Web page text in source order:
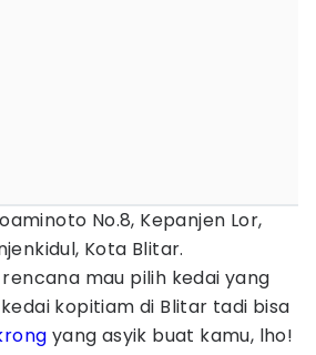
No.8, Kepanjen Lor,
Kota Blitar.
mau pilih kedai yang
kopitiam di Blitar tadi bisa
yang asyik buat kamu, lho!